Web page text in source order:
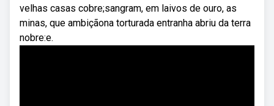
velhas casas cobre;sangram, em laivos de ouro, as
minas, que ambiçãona torturada entranha abriu da terra
nobre:e.